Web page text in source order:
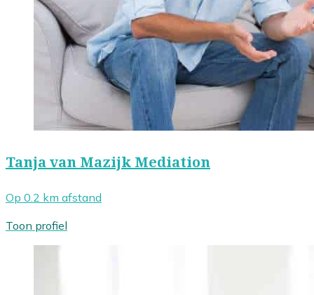
Tanja van Mazijk Mediation
Op 0.2 km afstand
Toon profiel